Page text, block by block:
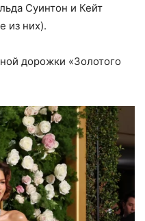
Суинтон и Кейт
из них).
дорожки «Золотого